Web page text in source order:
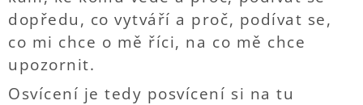
dopředu, co vytváří a proč, podívat se,
co mi chce o mě říci, na co mě chce
upozornit.
Osvícení je tedy posvícení si na tu